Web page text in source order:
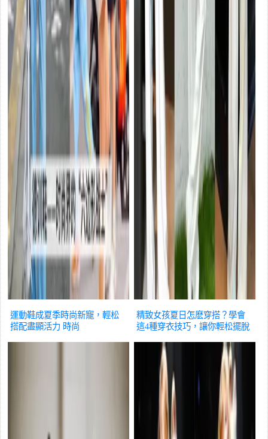
運動鞋成夏季時尚新寵，輕松
搭配盡顯活力 時尚
精致女孩夏日怎麽穿搭？學會
這4種穿衣技巧，讓你輕松擺脫